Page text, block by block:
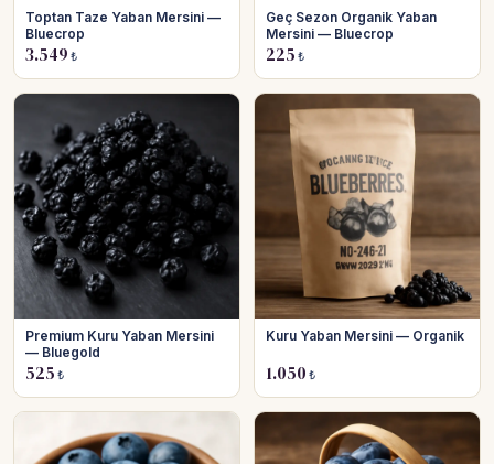
Toptan Taze Yaban Mersini —
Bluecrop
3.549 ₺
Geç Sezon Organik Yaban
Mersini — Bluecrop
225 ₺
Premium Kuru Yaban Mersini
— Bluegold
525 ₺
Kuru Yaban Mersini — Organik
1.050 ₺